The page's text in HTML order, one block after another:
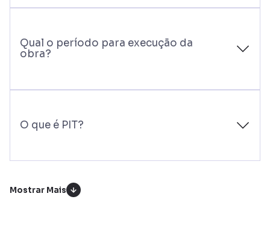
Qual o período para execução da
obra?
O que é PIT?